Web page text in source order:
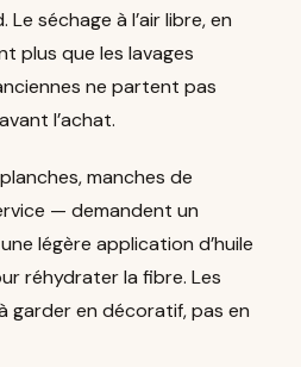
séchage à l’air libre, en
plus que les lavages
ne partent pas
l’achat.
manches de
— demandent un
légère application d’huile
réhydrater la fibre. Les
garder en décoratif, pas en